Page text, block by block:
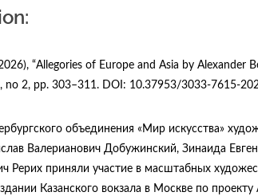
“Allegories of Europe and Asia by Alexander
no 2, рр. 303–311. DOI: 10.37953/3033-7615-
объединения «Мир искусства»
Валерианович Добужинский, Зинаида
Рерих приняли участие в масштабных
Казанского вокзала в Москве по